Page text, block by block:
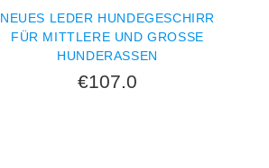
NEUES LEDER HUNDEGESCHIRR
FÜR MITTLERE UND GROSSE H
UNDERASSEN
€107.0